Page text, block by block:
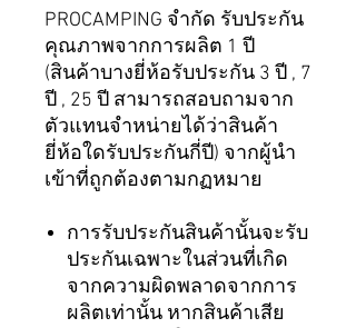
PROCAMPING จำกัด รับประกัน
คุณภาพจากการผลิต 1 ปี
(สินค้าบางยี่ห้อรับประกัน 3 ปี , 7
ปี , 25 ปี สามารถสอบถามจาก
ตัวแทนจำหน่ายได้ว่าสินค้า
ยี่ห้อใดรับประกันกี่ปี) จากผู้นำ
เข้าที่ถูกต้องตามกฏหมาย
การรับประกันสินค้านั้นจะรับ
ประกันเฉพาะในส่วนที่เกิด
จากความผิดพลาดจากการ
ผลิตเท่านั้น หากสินค้าเสีย